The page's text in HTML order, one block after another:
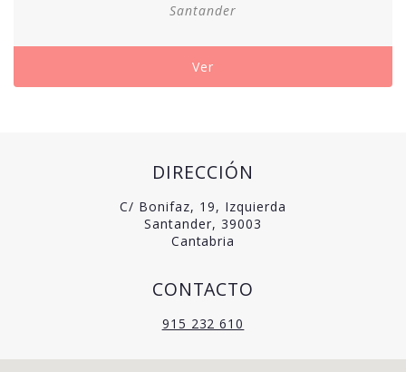
Santander
Ver
DIRECCIÓN
C/ Bonifaz, 19, Izquierda
Santander, 39003
Cantabria
CONTACTO
915 232 610